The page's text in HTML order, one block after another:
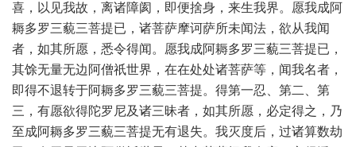
喜，以见我故，离诸障阂，即便捨身，来生我界。愿我成阿
耨多罗三藐三菩提已，诸菩萨摩诃萨所未闻法，欲从我闻
者，如其所愿，悉令得闻。愿我成阿耨多罗三藐三菩提已，
其馀无量无边阿僧祇世界，在在处处诸菩萨等，闻我名者，
即得不退转于阿耨多罗三藐三菩提。得第一忍、第二、第
三，有愿欲得陀罗尼及诸三昧者，如其所愿，必定得之，乃
至成阿耨多罗三藐三菩提无有退失。我灭度后，过诸算数劫